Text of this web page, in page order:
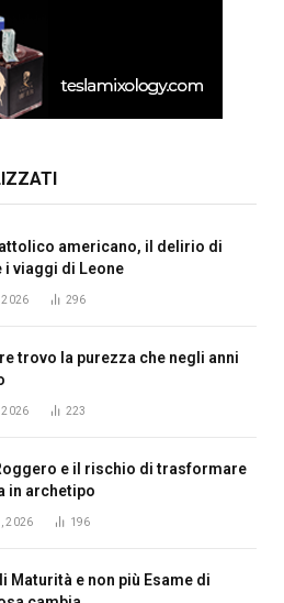
americano, il delirio di
i viaggi di Leone
2026 296
trovo la purezza che negli anni
2026 223
e il rischio di trasformare
in archetipo
2026 196
Maturità e non più Esame di